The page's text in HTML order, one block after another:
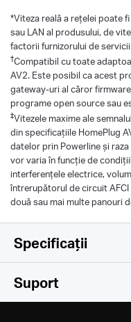
*Viteza reală a rețelei poate
sau LAN al produsului, de
factorii furnizorului de
†Compatibil cu toate
AV2. Este posibil ca acest
gateway-uri al căror
programe open source sau
‡Vitezele maxime ale
din specificațiile HomePlug
datelor prin Powerline și
vor varia în funcție de
interferențele electrice,
întrerupătorul de circuit
două sau mai multe panouri
Specificații
Software
Suport